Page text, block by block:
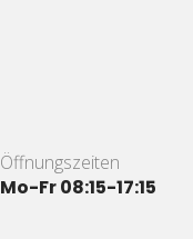
Öffnungszeiten
Mo-Fr 08:15-17:15